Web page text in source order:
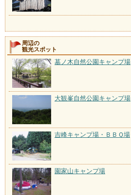
周辺の
観光スポット
墓ノ木自然公園キャンプ場
大観峯自然公園キャンプ場
吉峰キャンプ場・ＢＢＱ場
園家山キャンプ場